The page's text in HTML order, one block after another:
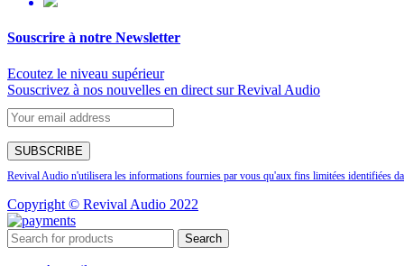
Souscrire à notre Newsletter
Ecoutez le niveau supérieur
Souscrivez à nos nouvelles en direct sur Revival Audio
Revival Audio n'utilisera les informations fournies par vous qu'aux fins limitées identifiées
Copyright © Revival Audio 2022
Search